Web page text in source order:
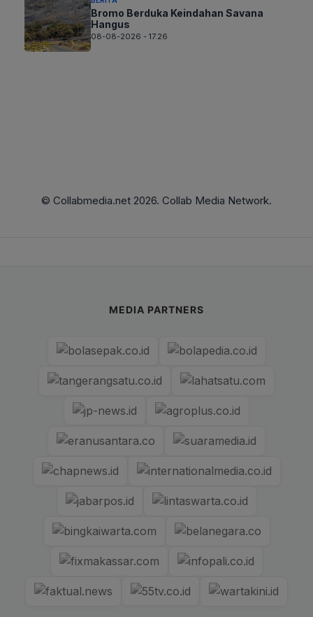
Bromo Berduka Keindahan Savana
Hangus
08-08-2026 - 17.26
© Collabmedia.net 2026. Collab Media Network.
MEDIA PARTNERS